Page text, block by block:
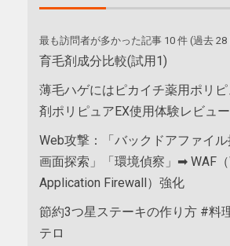
最も訪問者が多かった記事 10 件 (過去 28
育毛剤成分比較(試用1)
薄毛ハゲにはピカイチ薬用ポリ
剤ポリピュアEX使用体験レビュー
Web攻撃：「バックドアファイ
画面探索」「環境偵察」➡ WAF
Application Firewall）強化
節約3つ星ステーキの作り方 #料
テロ